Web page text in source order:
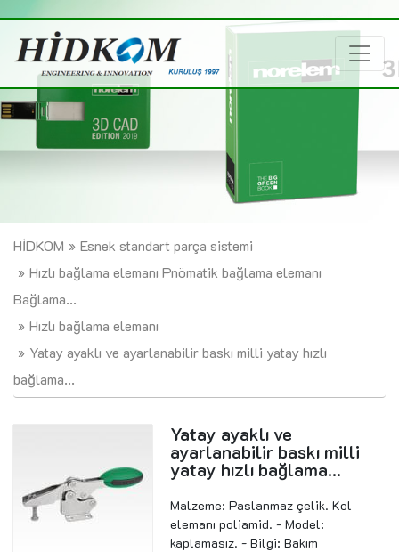
HİDKOM
Esnek standart parça sistemi
Hızlı bağlama elemanı Pnömatik bağlama elemanı
Bağlama...
Hızlı bağlama elemanı
Yatay ayaklı ve ayarlanabilir baskı milli yatay hızlı
bağlama...
Yatay ayaklı ve
ayarlanabilir baskı milli
yatay hızlı bağlama...
Malzeme: Paslanmaz çelik. Kol
elemanı poliamid. - Model:
kaplamasız. - Bilgi: Bakım